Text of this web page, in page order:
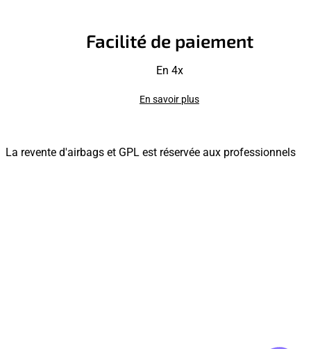
Facilité de paiement
En 4x
En savoir plus
La revente d'airbags et GPL est réservée aux professionnels